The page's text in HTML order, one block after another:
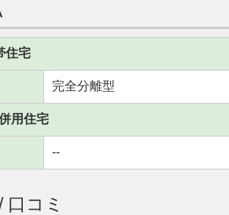
住宅
完全分離型
用住宅
--
口コミ